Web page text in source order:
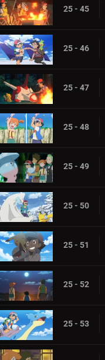
25 - 45
25 - 46
25 - 47
25 - 48
25 - 49
25 - 50
25 - 51
25 - 52
25 - 53